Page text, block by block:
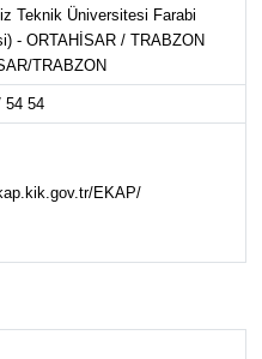
Teknik Üniversitesi Farabi
- ORTAHİSAR / TRABZON
TRABZON
54 54
EKAP/